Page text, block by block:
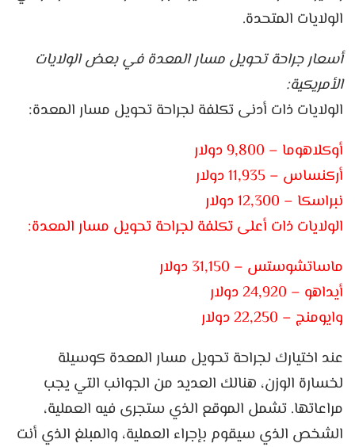
الولايات المتحدة.
أسعار جراحة تحويل مسار المعدة في بعض الولايات
الأمريكية:
الولايات ذات أدنى تكلفة لجراحة تحويل مسار المعدة:
أوكلاهوما – 9,800 دولار
أركنساس – 11,935 دولار
نبراسكا – 12,300 دولار
الولايات ذات أعلى تكلفة لجراحة تحويل مسار المعدة:
ماساتشوستس – 31,150 دولار
أيداهو – 24,920 دولار
وايومنج – 22,250 دولار
عند اختيارك لجراحة تحويل مسار المعدة كوسيلة
لخسارة الوزن، هنالك العديد من الجوانب التي يجب
مراعاتها. تشمل الموقع الذي ستجرى فيه العملية،
الشخص الذي سيقوم بإجراء العملية، والمبلغ الذي أنت